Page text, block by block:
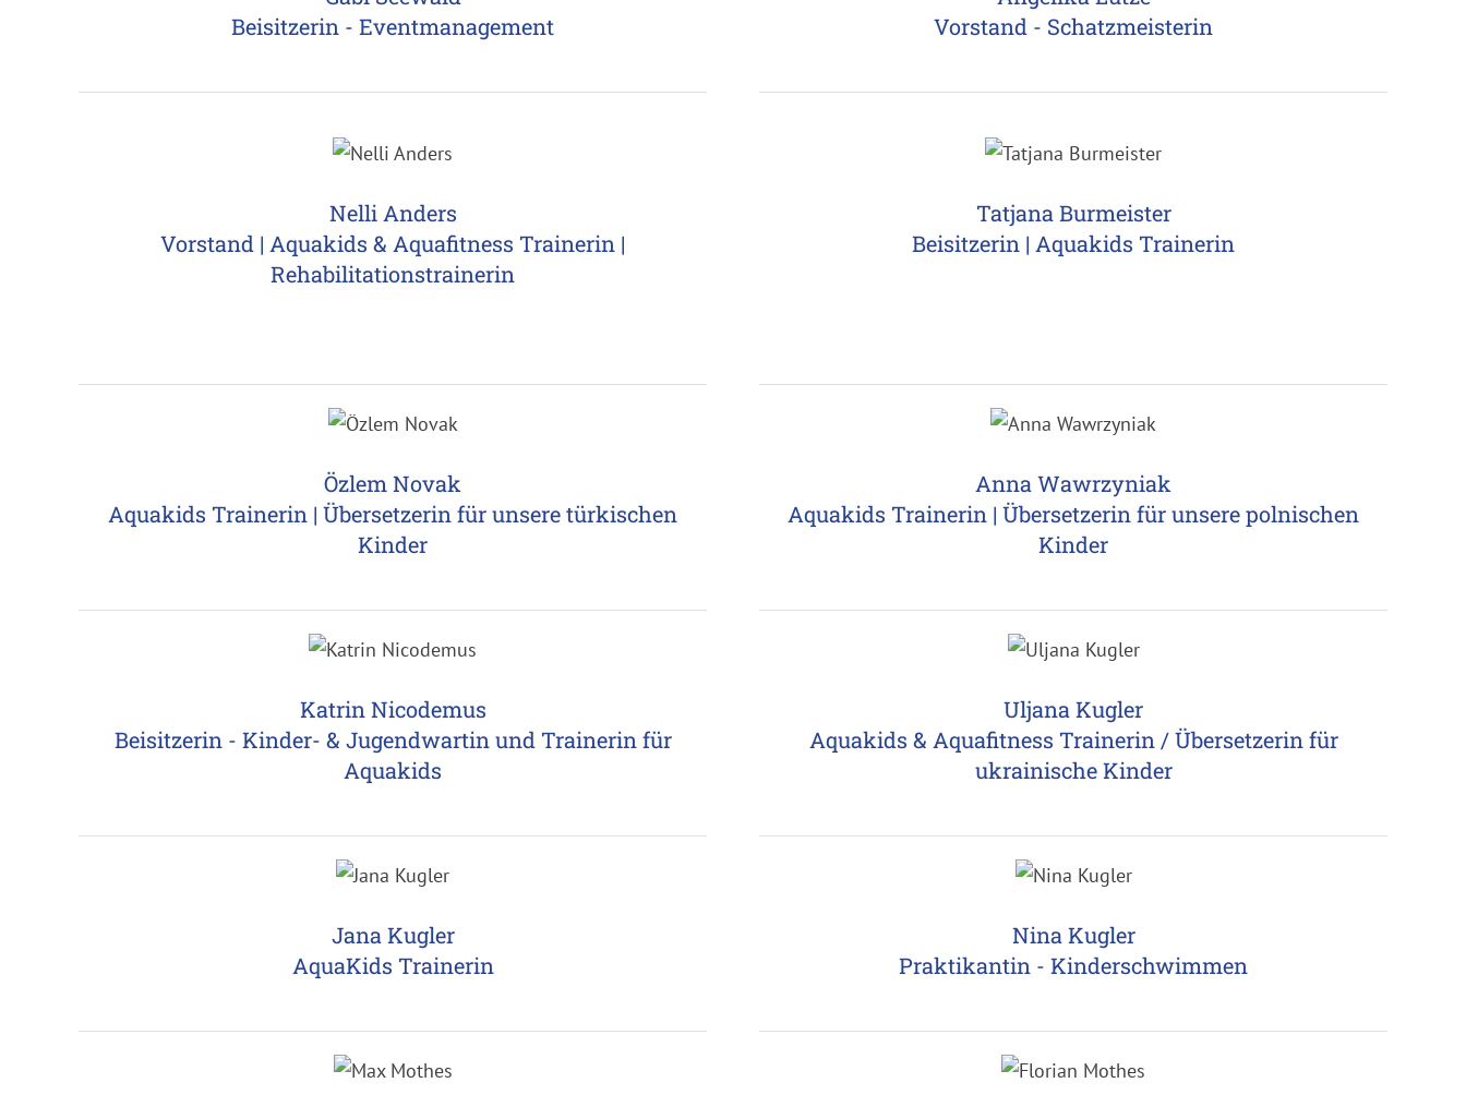
Beisitzerin - Eventmanagement
Vorstand - Schatzmeisterin
Nelli Anders
Vorstand | Aquakids & Aquafitness Trainerin |
Rehabilitationstrainerin
Tatjana Burmeister
Beisitzerin | Aquakids Trainerin
Özlem Novak
Aquakids Trainerin | Übersetzerin für unsere türkischen
Kinder
Katrin Nicodemus
Beisitzerin - Kinder- & Jugendwartin und Trainerin für
Aquakids
Jana Kugler
AquaKids Trainerin
Anna Wawrzyniak
Aquakids Trainerin | Übersetzerin für unsere polnischen
Kinder
Uljana Kugler
Aquakids & Aquafitness Trainerin / Übersetzerin für
ukrainische Kinder
Nina Kugler
Praktikantin - Kinderschwimmen